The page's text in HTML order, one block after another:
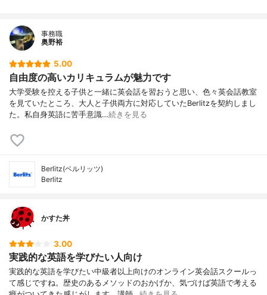
事務職
奥野裕
5.00
自由度の高いカリキュラムが魅力です
大学受験を控える子供と一緒に英会話を習おうと思い、色々英会話教室
を見ていたところ、大人と子供両方に対応していたBerlitzを契約しまし
た。私自身英語に苦手意識…続きを見る
Berlitz(ベルリッツ)
Berlitz
かすた丼
3.00
実践的な英語を学びたい人向け
実践的な英語を学びたい中級者以上向けのオンライン英会話スクールっ
て感じですね。歴史のあるメソッドのおかげか、気づけば英語で考える